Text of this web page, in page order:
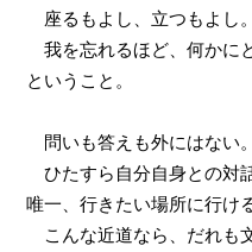
座るもよし、立つもよし。
我を忘れるほど、何かに
ということ。
問いも答えも外にはない。
ひたすら自分自身との対
唯一、行きたい場所に行け
こんな近道なら、だれも